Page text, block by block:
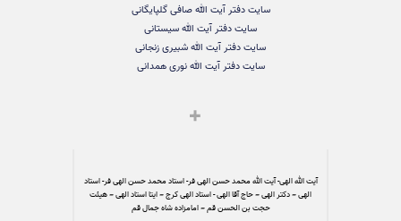
سایت دفتر آیت الله صافی گلپایگانی
سایت دفتر آیت الله سیستانی
سایت دفتر آیت الله شبیری زنجانی
سایت دفتر آیت الله نوری همدانی
آیت الله الهی- آیت الله محمد حسن الهی فر- استاد محمد حسن الهی فر- استاد
الهی – دکتر الهی – حاج آقا الهی - استاد الهی کرج – ایتا استاد الهی – هیئت
حجت بن الحسن قم – امامزاده شاه جمال قم